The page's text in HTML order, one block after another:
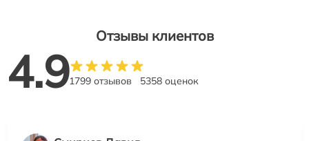
Отзывы клиентов
4.91799 отзывов 5358 оценок